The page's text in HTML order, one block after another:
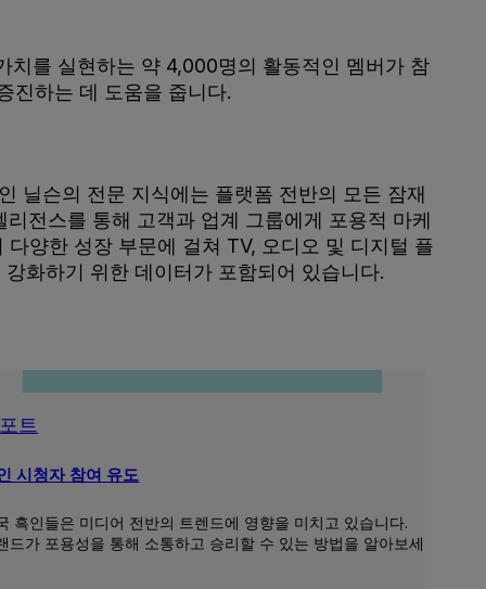
치를 실현하는 약 4,000명의 활동적인 멤버가 참
진하는 데 도움을 줍니다.
닐슨의 전문 지식에는 플랫폼 전반의 모든 잠재
전스를 통해 고객과 업계 그룹에게 포용적 마케
양한 성장 부문에 걸쳐 TV, 오디오 및 디지털 플
화하기 위한 데이터가 포함되어 있습니다.
트
시청자 참여 유도
흑인들은 미디어 전반의 트렌드에 영향을 미치고 있습니다.
드가 포용성을 통해 소통하고 승리할 수 있는 방법을 알아보세